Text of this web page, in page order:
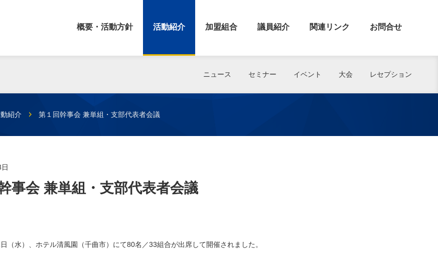
概要・活動方針 活動紹介 加盟組合 議員紹介 関連リンク お問合せ
ニュース セミナー イベント 大会 レセプション
紹介 第１回幹事会 兼単組・支部代表者会議
事会 兼単組・支部代表者会議
（水）、ホテル清風園（千曲市）にて80名／33組合が出席して開催されました。